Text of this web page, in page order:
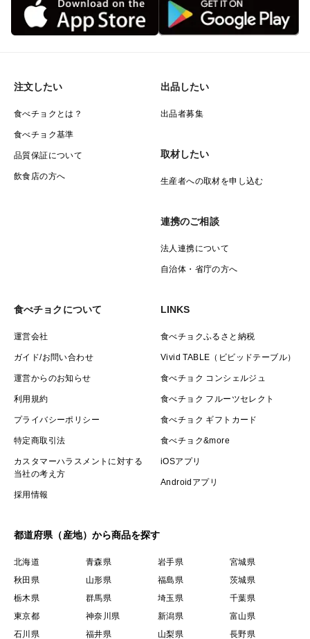
注文したい
食べチョクとは？
食べチョク基準
品質保証について
飲食店の方へ
出品したい
出品者募集
取材したい
生産者への取材を申し込む
連携のご相談
法人連携について
自治体・省庁の方へ
食べチョクについて
運営会社
ガイド/お問い合わせ
運営からのお知らせ
利用規約
プライバシーポリシー
特定商取引法
カスタマーハラスメントに対する
当社の考え方
採用情報
LINKS
食べチョクふるさと納税
Vivid TABLE（ビビッドテーブル）
食べチョク コンシェルジュ
食べチョク フルーツセレクト
食べチョク ギフトカード
食べチョク&more
iOSアプリ
Androidアプリ
都道府県（産地）から商品を探す
北海道 青森県 岩手県
宮城県
秋田県
山形県 福島県
茨城県
栃木県
群馬県 埼玉県
千葉県
東京都
神奈川県 新潟県
富山県
石川県
福井県 山梨県 長野県